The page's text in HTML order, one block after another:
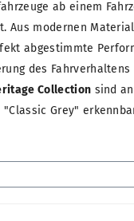
ab einem
Aus modernen
abgestimmte
des
Collection sind
Grey"